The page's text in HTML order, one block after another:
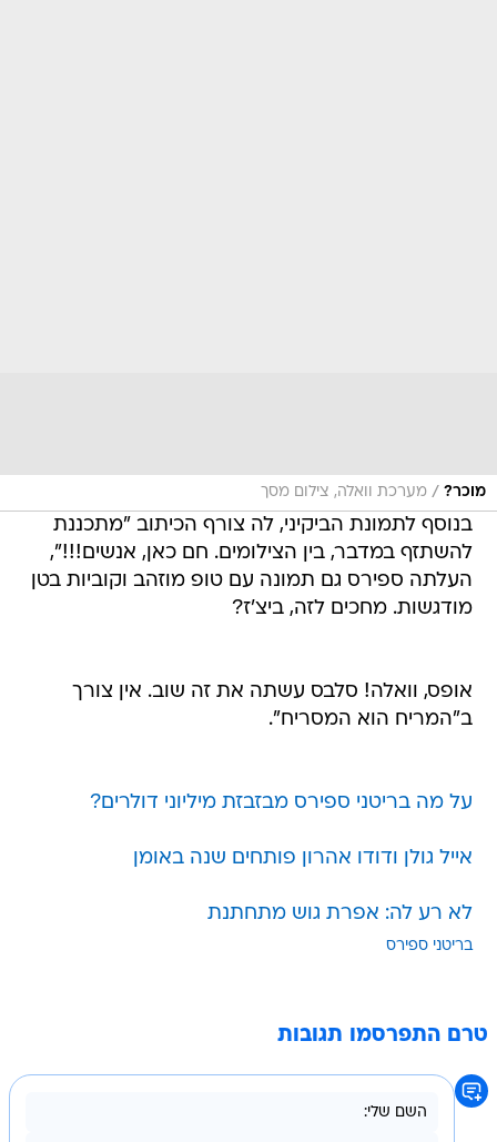
מוכר? / מערכת וואלה, צילום מסך
בנוסף לתמונת הביקיני, לה צורף הכיתוב "מתכננת
להשתזף במדבר, בין הצילומים. חם כאן, אנשים!!!",
העלתה ספירס גם תמונה עם טופ מוזהב וקוביות בטן
מודגשות. מחכים לזה, ביצ'ז?
אופס, וואלה! סלבס עשתה את זה שוב. אין צורך
ב"המריח הוא המסריח".
על מה בריטני ספירס מבזבזת מיליוני דולרים?
אייל גולן ודודו אהרון פותחים שנה באומן
לא רע לה: אפרת גוש מתחתנת
בריטני ספירס
טרם התפרסמו תגובות